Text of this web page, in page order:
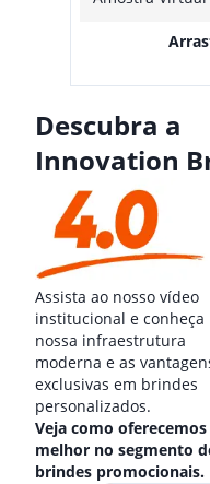
Descubra a
Innovation
Assista ao nosso vídeo
institucional e conheça
nossa infraestrutura
moderna e as
exclusivas em brindes
personalizados.
Veja como oferecemos
melhor no segmento
brindes promocionais.